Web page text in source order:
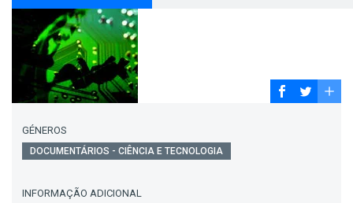
GÉNEROS
DOCUMENTÁRIOS - CIÊNCIA E TECNOLOGIA
INFORMAÇÃO ADICIONAL